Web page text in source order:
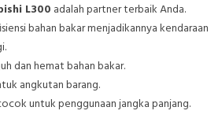
L300 adalah partner terbaik Anda.
bahan bakar menjadikannya kendaraan
dan hemat bahan bakar.
angkutan barang.
untuk penggunaan jangka panjang.